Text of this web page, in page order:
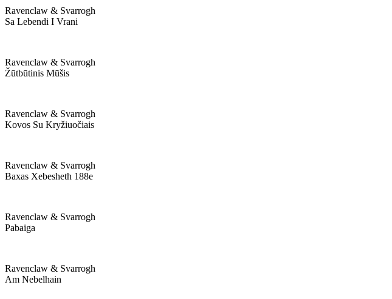
Ravenclaw & Svarrogh
Sa Lebendi I Vrani
Ravenclaw & Svarrogh
Žūtbūtinis Mūšis
Ravenclaw & Svarrogh
Kovos Su Kryžiuočiais
Ravenclaw & Svarrogh
Baxas Xebesheth 188e
Ravenclaw & Svarrogh
Pabaiga
Ravenclaw & Svarrogh
Am Nebelhain